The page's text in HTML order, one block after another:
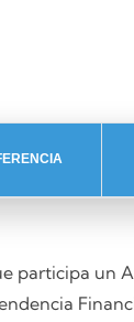
participa un